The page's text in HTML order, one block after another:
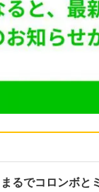
まるでコロンボと